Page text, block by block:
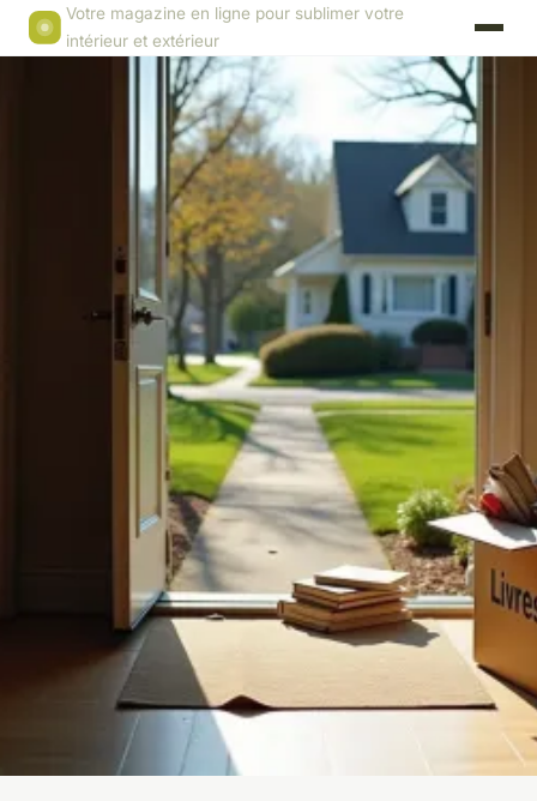
Votre magazine en ligne pour sublimer votre
intérieur et extérieur